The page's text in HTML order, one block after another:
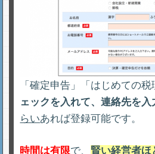
「確定申告」「はじめての
ェックを入れて、連絡先を入
らいあれば登録可能です。
時間は有限で、 賢い経営者ほ